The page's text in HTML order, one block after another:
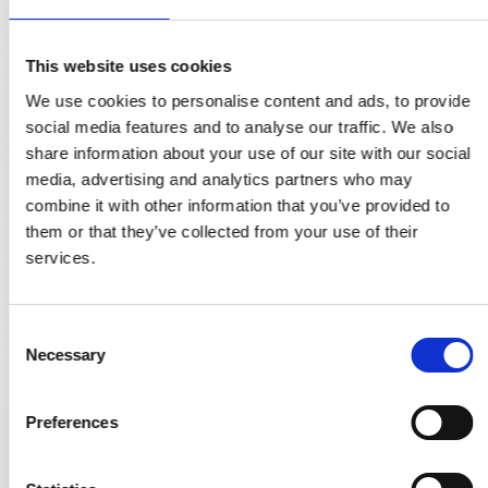
This website uses cookies
We use cookies to personalise content and ads, to provide
social media features and to analyse our traffic. We also
share information about your use of our site with our social
media, advertising and analytics partners who may
combine it with other information that you’ve provided to
them or that they’ve collected from your use of their
services.
Necessary
Preferences
LIRA ROZETA R SLIM 5MM KG